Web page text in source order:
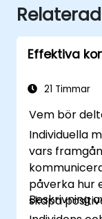
Effektiva
21 Timmar
Vem bör
Individuella
vars
påverka hur
skapa
Beskrivning